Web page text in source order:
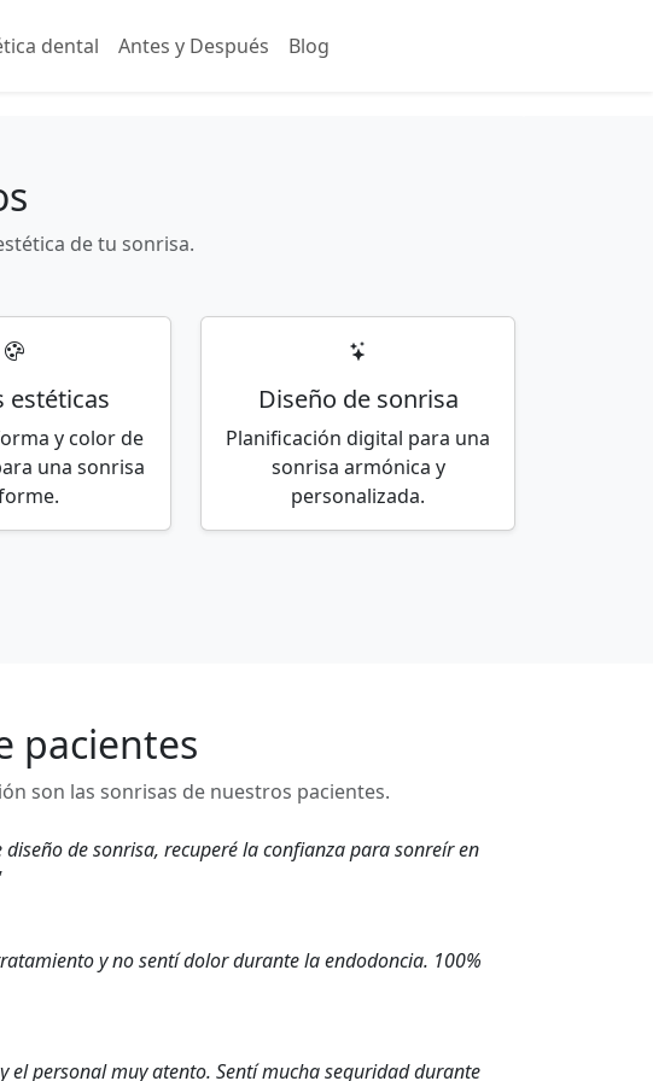
dental Antes y Después Blog
de tu sonrisa.
estéticas
y color de
una sonrisa
Diseño de sonrisa
Planificación digital para una
sonrisa armónica y
personalizada.
pacientes
son las sonrisas de nuestros pacientes.
de sonrisa, recuperé la confianza para sonreír en
y no sentí dolor durante la endodoncia. 100%
el personal muy atento. Sentí mucha seguridad durante